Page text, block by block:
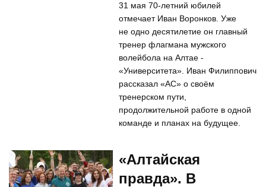
31 мая 70-летний юбилей
отмечает Иван Воронков. Уже
не одно десятилетие он главный
тренер флагмана мужского
волейбола на Алтае -
«Университета». Иван Филиппович
рассказал «АС» о своём
тренерском пути,
продолжительной работе в одной
команде и планах на будущее.
«Алтайская
правда». В